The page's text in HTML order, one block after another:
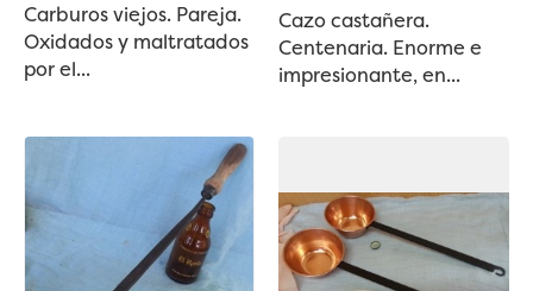
Carburos viejos. Pareja.
Oxidados y maltratados
por el...
Cazo castañera.
Centenaria. Enorme e
impresionante, en...